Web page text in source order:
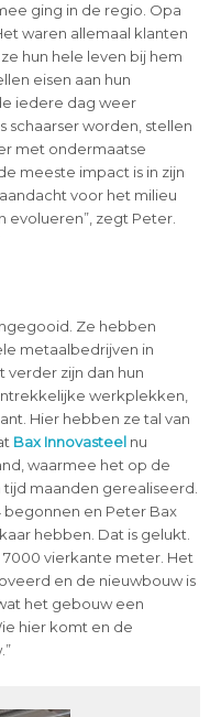
ging in de regio. Opa
waren allemaal klanten
hun hele leven bij hem
eisen aan hun
iedere dag weer
schaarser worden, stellen
met ondermaatse
meeste impact is in zijn
voor het milieu
evolueren”, zegt Peter.
Ze hebben
metaalbedrijven in
zijn dan hun
werkplekken,
Hier hebben ze tal van
Bax Innovasteelnu
waarmee het op de
maanden gerealiseerd.
begonnen en Peter Bax
hebben. Dat is gelukt.
vierkante meter. Het
en de nieuwbouw is
het gebouw een
hier komt en de